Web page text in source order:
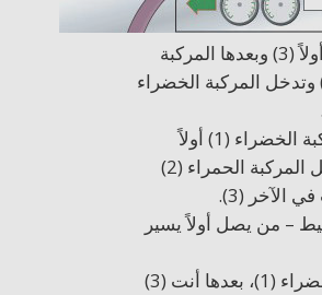
تدخل أنت أولاً (3) وبعدها المركبة
(2) وتدخل المركبة الخضراء
تدخل المركبة الخضراء (1) أولاً
وبعدها تدخل المركبة الحمراء (2)
الآخر (3).
– من يصل أولاً يسير
المركبة الخضراء (1)، بعدها أنت (3)